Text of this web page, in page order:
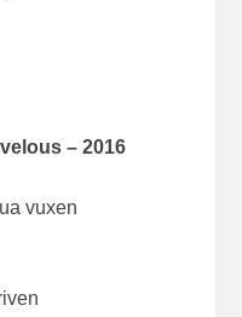
– 2016
vuxen